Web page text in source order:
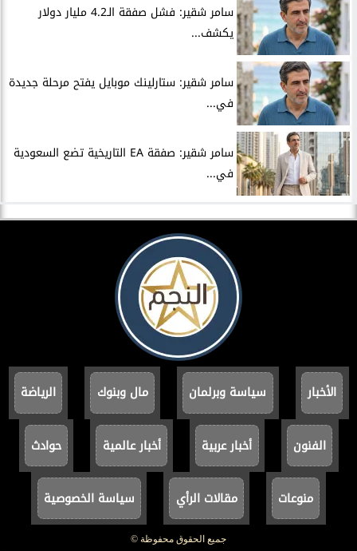
سامر شقير: فشل صفقة الـ4.2 مليار دولار
يكشف...
سامر شقير: ستارلينك موبايل يفتح مرحلة جديدة
في...
سامر شقير: صفقة EA التاريخية تضع السعودية
في...
الأخبار سياسة وبرلمان مال وبنوك الرياضة
الفنون أخبار عربية أخبار عالمية حوادث
منوعات مقالات الرأي سياسة الخصوصية
جميع الحقوق محفوظة ©